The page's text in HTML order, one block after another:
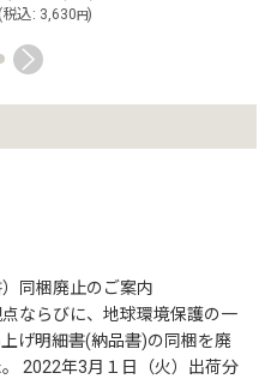
(税込: 3,630円)
同梱廃止のご案内
ならびに、地球環境保護の一
げ明細書(納品書)の同梱を廃
2022年3月１日（火）出荷分